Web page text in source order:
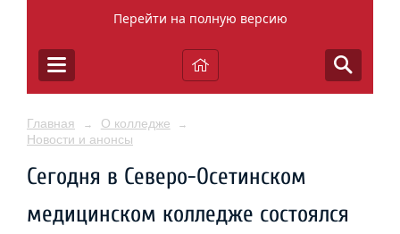
Перейти на полную версию
Главная → О колледже →
Новости и анонсы
Сегодня в Северо-Осетинском
медицинском колледже состоялся